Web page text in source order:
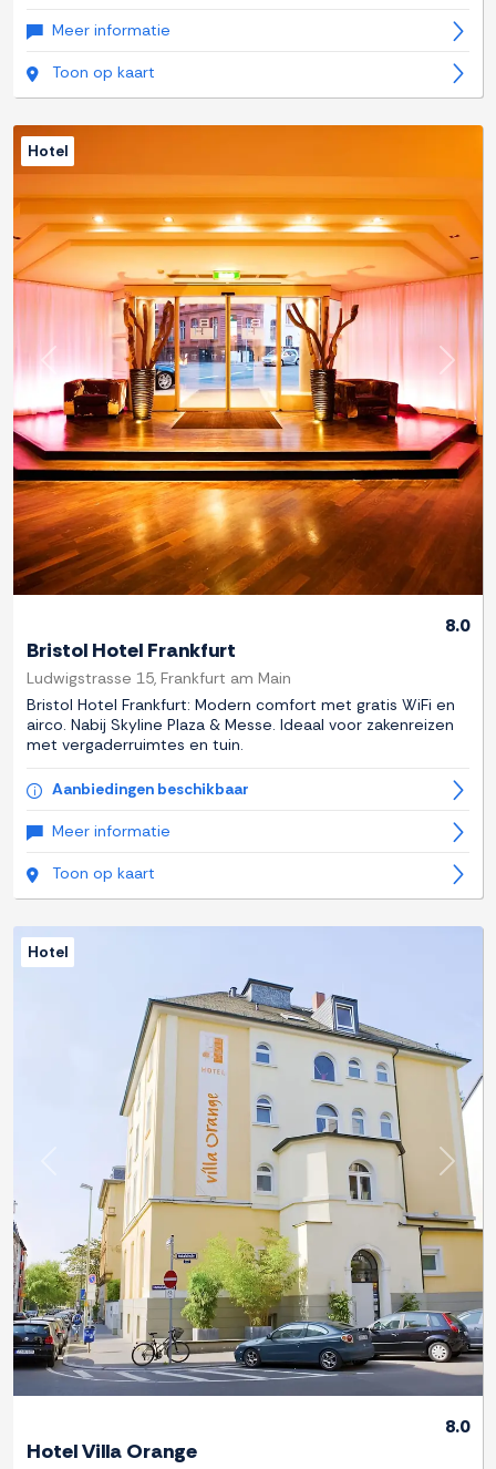
Meer informatie
Toon op kaart
Previous Next
Hotel
8.0
Bristol Hotel Frankfurt
Ludwigstrasse 15, Frankfurt am Main
Bristol Hotel Frankfurt: Modern comfort met gratis WiFi en
airco. Nabij Skyline Plaza & Messe. Ideaal voor zakenreizen
met vergaderruimtes en tuin.
Aanbiedingen beschikbaar
Meer informatie
Toon op kaart
Previous Next
Hotel
8.0
Hotel Villa Orange